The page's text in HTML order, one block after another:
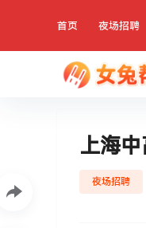
首页 夜场招聘
上海
夜场招聘